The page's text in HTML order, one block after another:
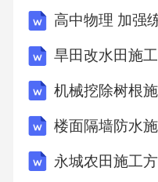
火作业前，施工负责
安全操作规程。2.动
查施工现场的消防设
效。3.动火作业前，
的电气线路，确保电
旱田改水田施
机械挖除树根
楼面隔墙防水
永城农田施工